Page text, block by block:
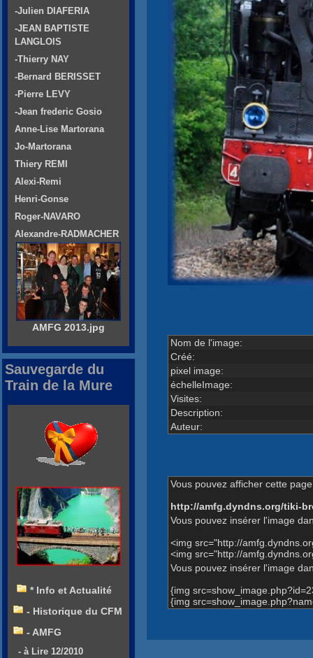
Nom de l'image:
Créé:
pixel image:
échelleImage:
Visites:
Description:
Auteur:
Vous pouvez afficher cette
http://amfg.dyndns.org/tiki-
Vous pouvez insérer l'image
<img src="http://
<img src="http://
Vous pouvez insérer l'image
{img
{img
-Julien DIAFERIA
-JEAN BAPTISTE
LANGLOIS
-Thierry NAY
-Bernard BERISSET
-Pierre LEVY
-Jean frederic Gosio
Anne-Lise Martorana
Jo-Martorana
Thiery REMI
Alexi-Remi
Henri-Gonse
Roger-NAVARO
Alexandre-RADMACHER
AMFG 2013.jpg
Sauvegarde du
Train de la Mure
* Info et Actualité
- Historique du CFM
- AMFG
- à Lire 12/2010